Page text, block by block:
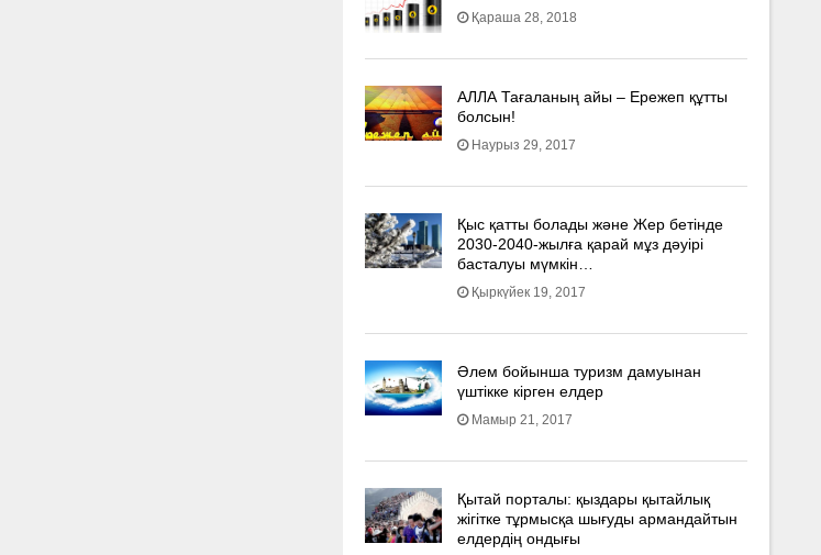
Қараша 28, 2018
АЛЛА Тағаланың айы – Ережеп құтты
болсын!
Наурыз 29, 2017
Қыс қатты болады және Жер бетінде
2030-2040­-жылға қарай мұз дәуірі
басталуы мүмкін…
Қыркүйек 19, 2017
Әлем бойынша туризм дамуынан
үштікке кірген елдер
Мамыр 21, 2017
Қытай порталы: қыздары қытайлық
жігітке тұрмысқа шығуды армандайтын
елдердің ондығы